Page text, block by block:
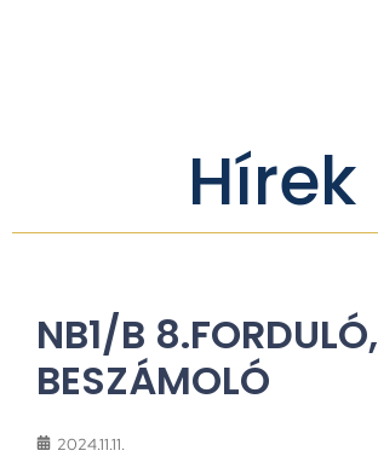
Hírek
NB1/B 8.FORDULÓ,
BESZÁMOLÓ
2024.11.11.